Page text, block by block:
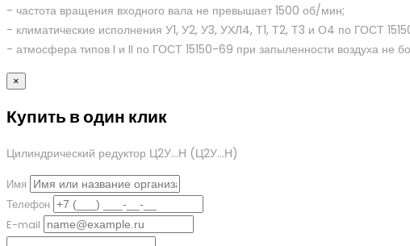
- частота вращения входного вала не превышает 1500 об/мин;
- климатические исполнения У1, У2, У3, УХЛ4, Т1, Т2, Т3 и О4 по ГОСТ
- атмосфера типов I и II по ГОСТ 15150-69 при запыленности воздуха не
×
Купить в один клик
Цилиндрический редуктор Ц2У…Н (Ц2У…Н)
Имя
Телефон
E-mail